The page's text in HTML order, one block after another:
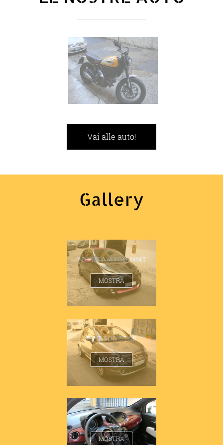
Vai alle auto!
Gallery
TOYOTA AYGO MMT
MOSTRA
FIAT 500 STAR
MOSTRA
FIAT 500 STAR
MOSTRA